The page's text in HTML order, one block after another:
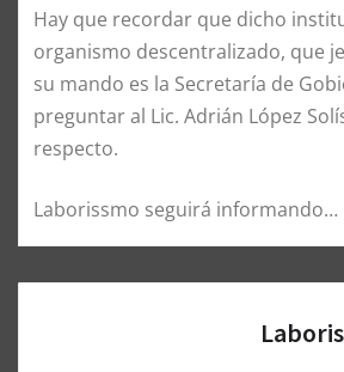
Hay que recordar que dicho
organismo descentralizado, que
su mando es la Secretaría de
preguntar al Lic. Adrián López
respecto.
Laborissmo seguirá informando…